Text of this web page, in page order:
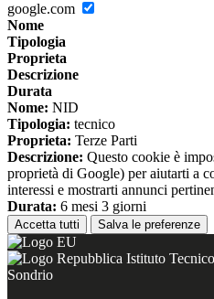
google.com
Nome
Tipologia
Proprieta
Descrizione
Durata
Nome: NID
Tipologia: tecnico
Proprieta: Terze Parti
Descrizione: Questo cookie è
proprietà di Google) per aiutarti a
interessi e mostrarti annunci
Durata: 6 mesi 3 giorni
Accetta tutti Salva le preferenze
Istituto
Sondrio